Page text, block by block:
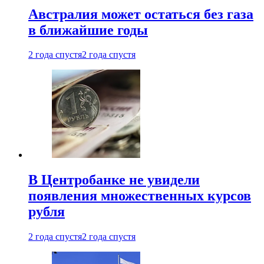
Австралия может остаться без газа
в ближайшие годы
2 года спустя2 года спустя
В Центробанке не увидели
появления множественных курсов
рубля
2 года спустя2 года спустя